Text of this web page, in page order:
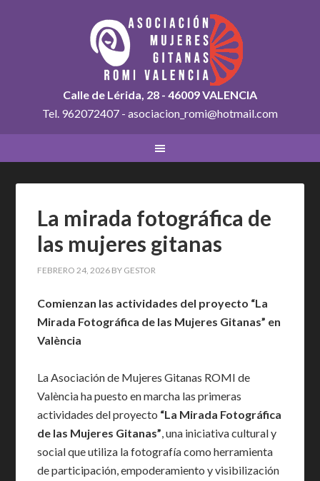
Calle de Lérida, 28 - 46009 VALENCIA
Tel. 962072407 - asociacion_romi@hotmail.com
La mirada fotográfica de
las mujeres gitanas
FEBRERO 24, 2026 BY GESTOR
Comienzan las actividades del proyecto “La
Mirada Fotográfica de las Mujeres Gitanas” en
València
La Asociación de Mujeres Gitanas ROMI de
València ha puesto en marcha las primeras
actividades del proyecto “La Mirada Fotográfica
de las Mujeres Gitanas”, una iniciativa cultural y
social que utiliza la fotografía como herramienta
de participación, empoderamiento y visibilización